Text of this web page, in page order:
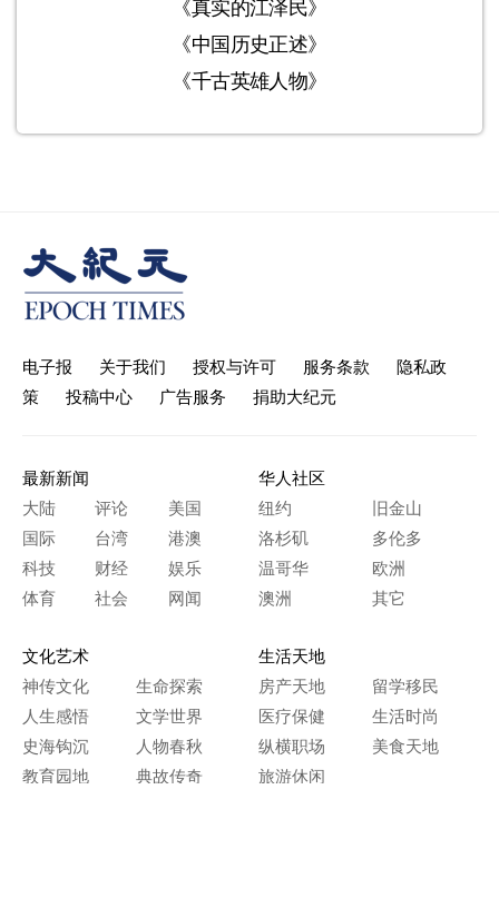
《真实的江泽民》
《中国历史正述》
《千古英雄人物》
电子报 关于我们 授权与许可 服务条款
隐私政
策
投稿中心 广告服务 捐助大纪元
最新新闻
大陆
评论
美国
国际
台湾
港澳
科技
财经
娱乐
体育
社会 网闻
华人社区
纽约
旧金山
洛杉矶
多伦多
温哥华
欧洲
澳洲
其它
文化艺术
神传文化
生命探索
人生感悟
文学世界
史海钩沉
人物春秋
教育园地
典故传奇
生活天地
房产天地
留学移民
医疗保健
生活时尚
纵横职场
美食天地
旅游休闲